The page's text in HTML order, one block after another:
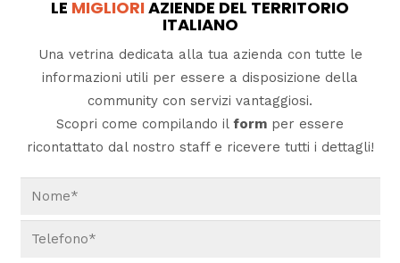
LE MIGLIORIAZIENDE DEL TERRITORIO
ITALIANO
Una vetrina dedicata alla tua azienda con tutte le
informazioni utili per essere a disposizione della
community con servizi vantaggiosi.
Scopri come compilando il form per essere
ricontattato dal nostro staff e ricevere tutti i dettagli!